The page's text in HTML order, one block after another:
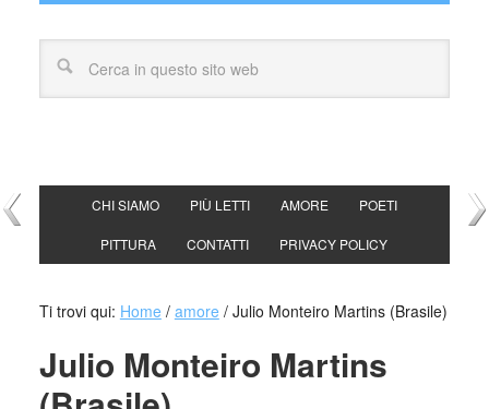
CHI SIAMO PIÙ LETTI AMORE POETI
PITTURA CONTATTI PRIVACY POLICY
Ti trovi qui: Home / amore /Julio Monteiro Martins (Brasile)
Julio Monteiro Martins